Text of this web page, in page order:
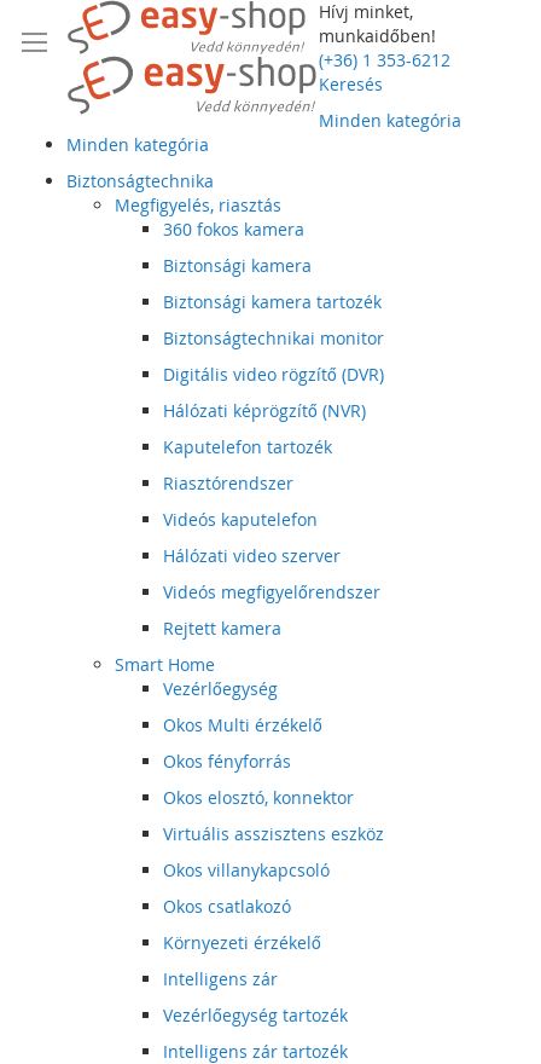
Hívj minket,
munkaidőben!
(+36) 1 353-6212
Keresés
Minden kategória
Minden kategória
Biztonságtechnika
Megfigyelés, riasztás
360 fokos kamera
Biztonsági kamera
Biztonsági kamera tartozék
Biztonságtechnikai monitor
Digitális video rögzítő (DVR)
Hálózati képrögzítő (NVR)
Kaputelefon tartozék
Riasztórendszer
Videós kaputelefon
Hálózati video szerver
Videós megfigyelőrendszer
Rejtett kamera
Smart Home
Vezérlőegység
Okos Multi érzékelő
Okos fényforrás
Okos elosztó, konnektor
Virtuális asszisztens eszköz
Okos villanykapcsoló
Okos csatlakozó
Környezeti érzékelő
Intelligens zár
Vezérlőegység tartozék
Intelligens zár tartozék